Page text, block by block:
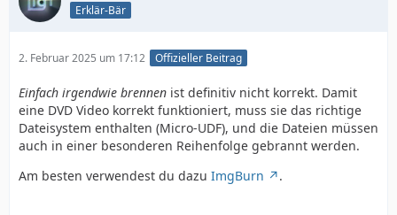
Erklär-Bär
2. Februar 2025 um 17:12 Offizieller Beitrag
Einfach irgendwie brennen ist definitiv nicht korrekt. Damit
eine DVD Video korrekt funktioniert, muss sie das richtige
Dateisystem enthalten (Micro-UDF), und die Dateien müssen
auch in einer besonderen Reihenfolge gebrannt werden.
Am besten verwendest du dazu ImgBurn .